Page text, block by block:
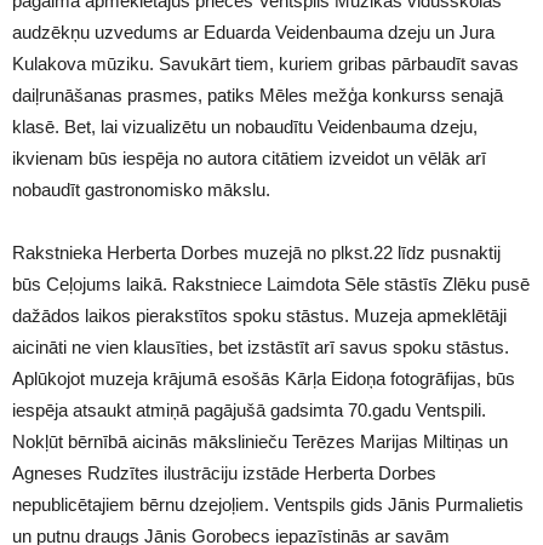
audzēkņu uzvedums ar Eduarda Veidenbauma dzeju un Jura
Kulakova mūziku. Savukārt tiem, kuriem gribas pārbaudīt savas
daiļrunāšanas prasmes, patiks Mēles mežģa konkurss senajā
klasē. Bet, lai vizualizētu un nobaudītu Veidenbauma dzeju,
ikvienam būs iespēja no autora citātiem izveidot un vēlāk arī
nobaudīt gastronomisko mākslu.
Rakstnieka Herberta Dorbes muzejā no plkst.22 līdz pusnaktij
būs Ceļojums laikā. Rakstniece Laimdota Sēle stāstīs Zlēku pusē
dažādos laikos pierakstītos spoku stāstus. Muzeja apmeklētāji
aicināti ne vien klausīties, bet izstāstīt arī savus spoku stāstus.
Aplūkojot muzeja krājumā esošās Kārļa Eidoņa fotogrāfijas, būs
iespēja atsaukt atmiņā pagājušā gadsimta 70.gadu Ventspili.
Nokļūt bērnībā aicinās mākslinieču Terēzes Marijas Miltiņas un
Agneses Rudzītes ilustrāciju izstāde Herberta Dorbes
nepublicētajiem bērnu dzejoļiem. Ventspils gids Jānis Purmalietis
un putnu draugs Jānis Gorobecs iepazīstinās ar savām